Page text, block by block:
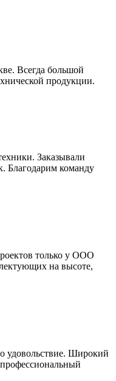
Всегда большой
продукции.
Заказывали
Благодарим команду
только у ООО
на высоте,
удовольствие. Широкий